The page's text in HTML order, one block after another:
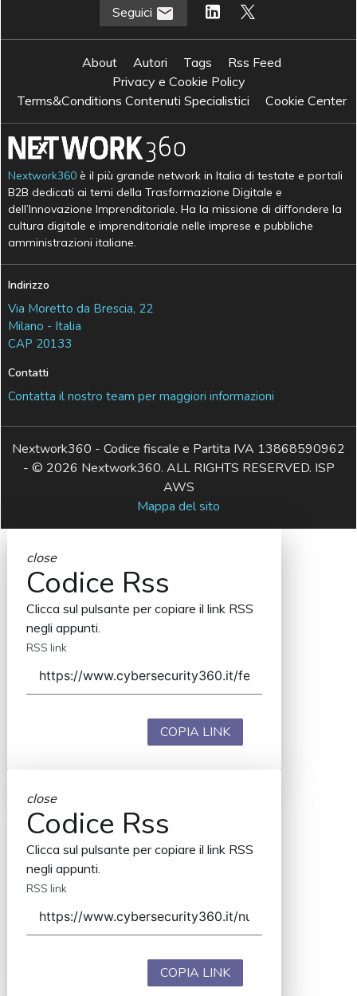
Seguici
About Autori Tags
Rss Feed
Privacy e Cookie Policy
Terms&Conditions Contenuti Specialistici
Cookie Center
Nextwork360 è il più grande network in Italia di testate e portali
B2B dedicati ai temi della Trasformazione Digitale e
dell’Innovazione Imprenditoriale. Ha la missione di diffondere la
cultura digitale e imprenditoriale nelle imprese e pubbliche
amministrazioni italiane.
Indirizzo
Via Moretto da Brescia, 22
Milano - Italia
CAP 20133
Contatti
Contatta il nostro team per maggiori informazioni
Nextwork360 - Codice fiscale e Partita IVA 13868590962
- © 2026 Nextwork360. ALL RIGHTS RESERVED. ISP
AWS
Mappa del sito
close
Codice Rss
Clicca sul pulsante per copiare il link RSS
negli appunti.
RSS link
COPIA LINK
close
Codice Rss
Clicca sul pulsante per copiare il link RSS
negli appunti.
RSS link
COPIA LINK